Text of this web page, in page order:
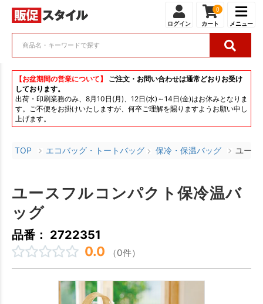
ログイン
0
カート メニュー
【お盆期間の営業について】
ご注文・お問い合わせは通常どおりお受け
しております。
出荷・印刷業務のみ、8月10日(月)、12日(水)～14日(金)はお休みとなりま
す。ご不便をお掛けいたしますが、何卒ご理解を賜りますようお願い申し
上げます。
TOP エコバッグ・トートバッグ 保冷・保温バッグ ユース
ユースフルコンパクト保冷温バ
ッグ
品番： 2722351
0.0 （0件）